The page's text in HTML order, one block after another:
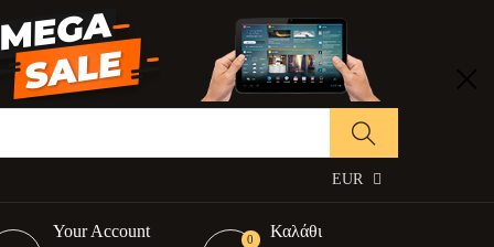
EUR
Your Account 0
Καλάθι